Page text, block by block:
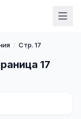
/ Стр. 17
17